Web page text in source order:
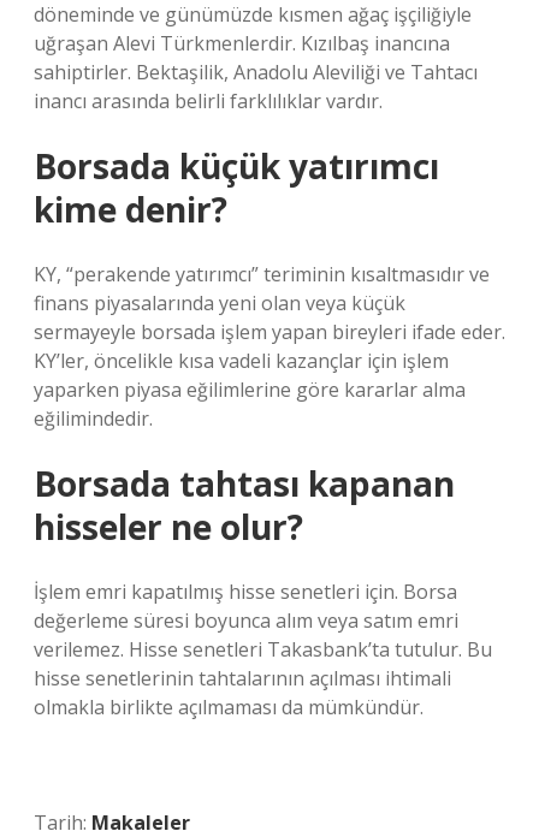
döneminde ve günümüzde kısmen ağaç işçiliğiyle
uğraşan Alevi Türkmenlerdir. Kızılbaş inancına
sahiptirler. Bektaşilik, Anadolu Aleviliği ve Tahtacı
inancı arasında belirli farklılıklar vardır.
Borsada küçük yatırımcı
kime denir?
KY, “perakende yatırımcı” teriminin kısaltmasıdır ve
finans piyasalarında yeni olan veya küçük
sermayeyle borsada işlem yapan bireyleri ifade eder.
KY’ler, öncelikle kısa vadeli kazançlar için işlem
yaparken piyasa eğilimlerine göre kararlar alma
eğilimindedir.
Borsada tahtası kapanan
hisseler ne olur?
İşlem emri kapatılmış hisse senetleri için. Borsa
değerleme süresi boyunca alım veya satım emri
verilemez. Hisse senetleri Takasbank’ta tutulur. Bu
hisse senetlerinin tahtalarının açılması ihtimali
olmakla birlikte açılmaması da mümkündür.
Tarih: Makaleler